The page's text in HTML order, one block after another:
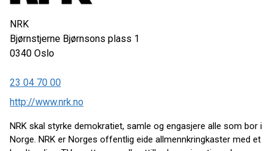
NRK
Bjørnstjerne Bjørnsons plass 1
0340 Oslo
23 04 70 00
http://www.nrk.no
NRK skal styrke demokratiet, samle og engasjere alle som bor i
Norge. NRK er Norges offentlig eide allmennkringkaster med et